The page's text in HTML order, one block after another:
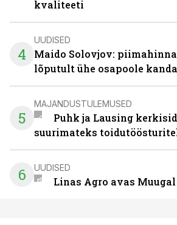
kvaliteeti
4
UUDISED
Maido Solovjov:
lõputult ühe osapoole
5
MAJANDUSTULEMUSED
Puhk ja Lausing
suurimateks
6 UUDISED
Linas Agro avas